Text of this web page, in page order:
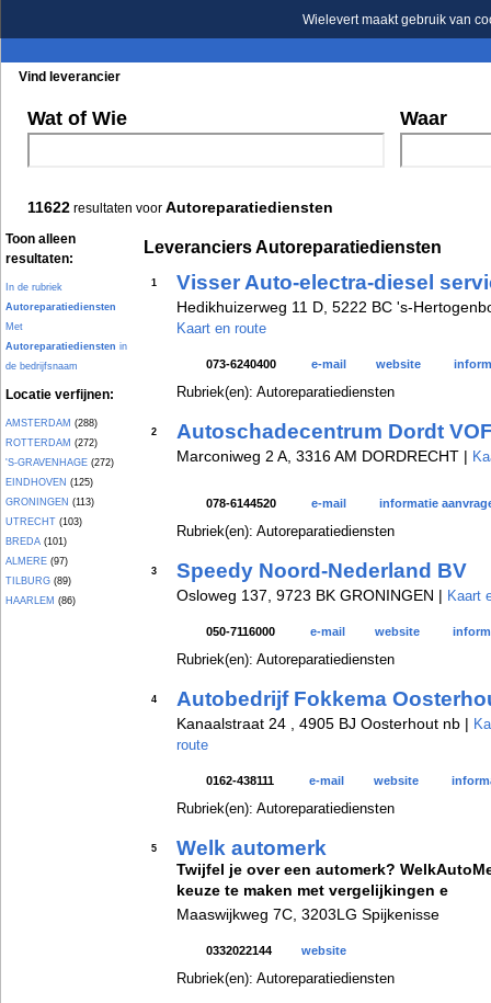
Wielevert maakt gebruik van
Vind leverancier
Wat of Wie Waar
11622 resultaten voor Autoreparatiediensten
Toon alleen
resultaten:
In de rubriek
Autoreparatiediensten
Met
Autoreparatiediensten in
de bedrijfsnaam
Locatie verfijnen:
AMSTERDAM (288)
ROTTERDAM (272)
'S-GRAVENHAGE (272)
EINDHOVEN (125)
GRONINGEN (113)
UTRECHT (103)
BREDA (101)
ALMERE (97)
TILBURG (89)
HAARLEM (86)
Leveranciers Autoreparatiediensten
1 Visser Auto-electra-diesel
Hedikhuizerweg 11 D, 5222 BC 's-
Kaart en route
073-6240400 e-mail website
Rubriek(en): Autoreparatiediensten
2 Autoschadecentrum Dordt
Marconiweg 2 A, 3316 AM DORDRECHT |
078-6144520 e-mail informatie
Rubriek(en): Autoreparatiediensten
3 Speedy Noord-Nederland BV
Osloweg 137, 9723 BK GRONINGEN | Kaart
050-7116000 e-mail website
Rubriek(en): Autoreparatiediensten
4 Autobedrijf Fokkema
Kanaalstraat 24 , 4905 BJ Oosterhout nb |
route
0162-438111 e-mail website
Rubriek(en): Autoreparatiediensten
5 Welk automerk
Twijfel je over een automerk?
keuze te maken met vergelijkingen e
Maaswijkweg 7C, 3203LG Spijkenisse
0332022144 website
Rubriek(en): Autoreparatiediensten